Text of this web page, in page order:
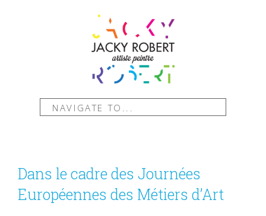
NAVIGATE TO...
Dans le cadre des Journées
Européennes des Métiers d’Art